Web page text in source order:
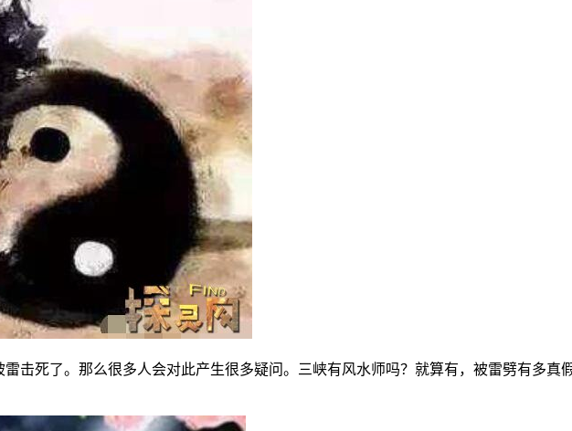
击死了。那么很多人会对此产生很多疑问。三峡有风水师吗？就算有，被雷劈有多